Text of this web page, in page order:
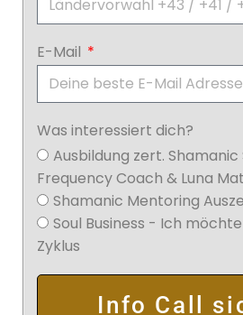
E-Mail
Was interessiert dich?
Ausbildung zert. Shamanic
Frequency Coach & Luna
Shamanic Mentoring
Soul Business - Ich
Zyklus
Info Call